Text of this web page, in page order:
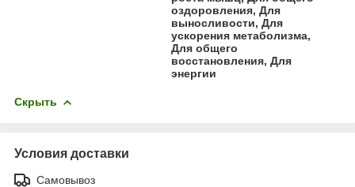
оздоровления, Для
выносливости, Для
ускорения метаболизма,
Для общего
восстановления, Для
энергии
Скрыть
Условия доставки
Самовывоз